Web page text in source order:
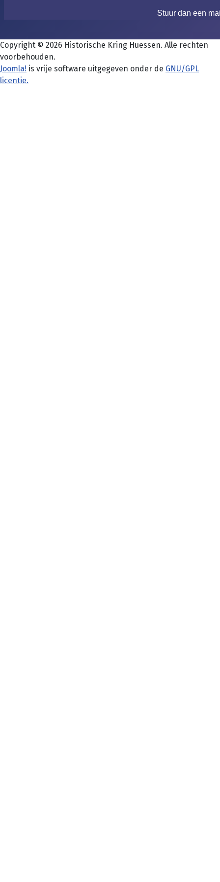
Stuur dan een
Copyright © 2026 Historische Kring Huessen. Alle rechten
voorbehouden.
Joomla! is vrije software uitgegeven onder de GNU/GPL
licentie.